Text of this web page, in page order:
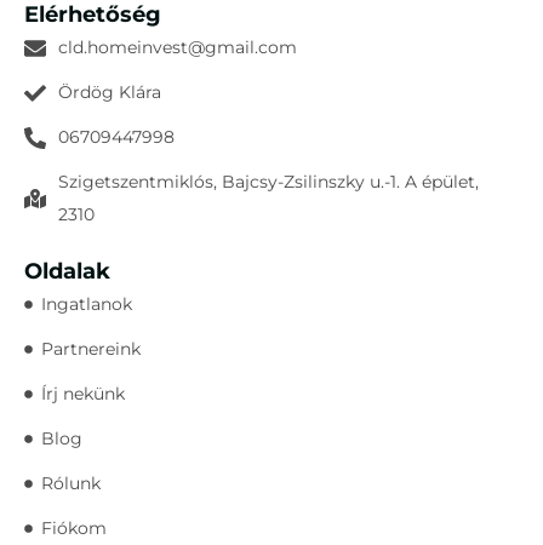
Elérhetőség
cld.homeinvest@gmail.com
Ördög Klára
06709447998
Szigetszentmiklós, Bajcsy-Zsilinszky u.-1. A épület,
2310
Oldalak
Ingatlanok
Partnereink
Írj nekünk
Blog
Rólunk
Fiókom